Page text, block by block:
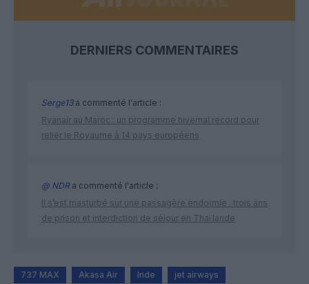
DERNIERS COMMENTAIRES
Serge13a commenté l'article :
Ryanair au Maroc : un programme hivernal record pour
relier le Royaume à 14 pays européens
@ NDRa commenté l'article :
Il s’est masturbé sur une passagère endormie : trois ans
de prison et interdiction de séjour en Thaïlande
737 MAX Akasa Air Inde jet airways